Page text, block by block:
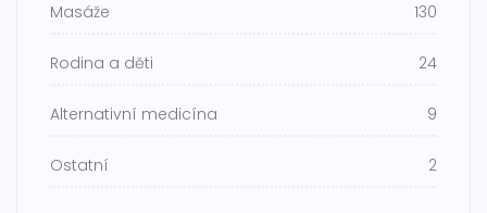
Masáže 130
Rodina a děti 24
Alternativní medicína 9
Ostatní 2